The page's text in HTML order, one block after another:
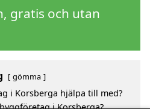
gratis och utan
gömma
i Korsberga hjälpa till med?